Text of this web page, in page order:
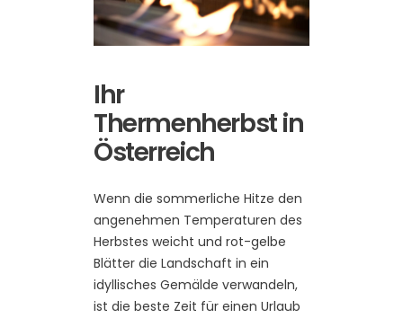
Ihr
Thermenherbst in
Österreich
Wenn die sommerliche Hitze den
angenehmen Temperaturen des
Herbstes weicht und rot-gelbe
Blätter die Landschaft in ein
idyllisches Gemälde verwandeln,
ist die beste Zeit für einen Urlaub